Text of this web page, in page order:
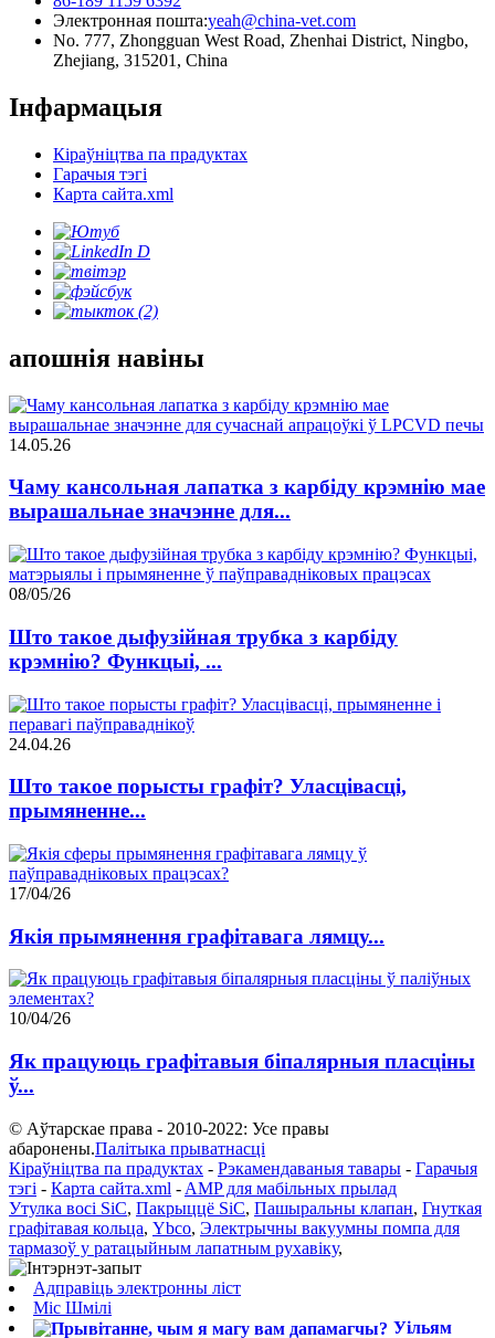
Электронная пошта:yeah@china-vet.com
No. 777, Zhongguan West Road, Zhenhai District, Ningbo,
Zhejiang, 315201, China
Інфармацыя
Кіраўніцтва па прадуктах
Гарачыя тэгі
Карта сайта.xml
апошнія навіны
14.05.26
Чаму кансольная лапатка з карбіду крэмнію мае
вырашальнае значэнне для...
08/05/26
Што такое дыфузійная трубка з карбіду
крэмнію? Функцыі, ...
24.04.26
Што такое порысты графіт? Уласцівасці,
прымяненне...
17/04/26
Якія прымянення графітавага лямцу...
10/04/26
Як працуюць графітавыя біпалярныя пласціны
ў...
© Аўтарскае права - 2010-2022: Усе правы
абаронены.Палітыка прыватнасці
Кіраўніцтва па прадуктах - Рэкамендаваныя тавары - Гарачыя
тэгі - Карта сайта.xml - AMP для мабільных прылад
Утулка восі SiC, Пакрыццё SiC, Пашыральны клапан, Гнуткая
графітавая кольца, Ybco, Электрычны вакуумны помпа для
тармазоў у ратацыйным лапатным рухавіку,
Адправіць электронны ліст
Міс Шмілі
Уільям